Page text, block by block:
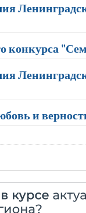
конкурса
и